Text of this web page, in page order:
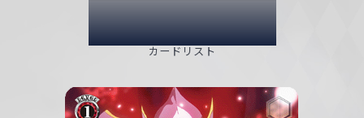
Card List
カードリスト